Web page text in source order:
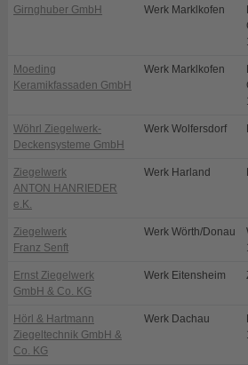
Girnghuber GmbH Werk Marklkofen
Moeding
Keramikfassaden GmbH
Werk Marklkofen
Wöhrl Ziegelwerk-
Deckensysteme GmbH
Werk Wolfersdorf
Ziegelwerk
ANTON HANRIEDER
e.K.
Werk Harland
Ziegelwerk
Franz Senft
Werk Wörth/Donau
Ernst Ziegelwerk
GmbH & Co. KG
Werk Eitensheim
Hörl & Hartmann
Ziegeltechnik GmbH &
Co. KG
Werk Dachau